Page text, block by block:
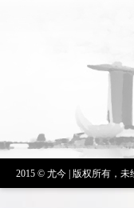
2015 © 尤今 | 版权所有，未